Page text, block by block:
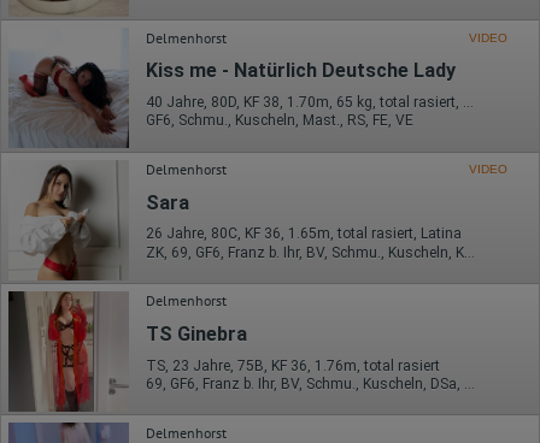
Delmenhorst VIDEO
Kiss me - Natürlich Deutsche Lady
40 Jahre, 80D, KF 38, 1.70m, 65 kg, total rasiert, deutsch
GF6, Schmu., Kuscheln, Mast., RS, FE, VE
Delmenhorst VIDEO
Sara
26 Jahre, 80C, KF 36, 1.65m, total rasiert, Latina
Delmenhorst
TS Ginebra
TS, 23 Jahre, 75B, KF 36, 1.76m, total rasiert
69, GF6, Franz b. Ihr, BV, Schmu., Kuscheln, DSa, DSp
Delmenhorst